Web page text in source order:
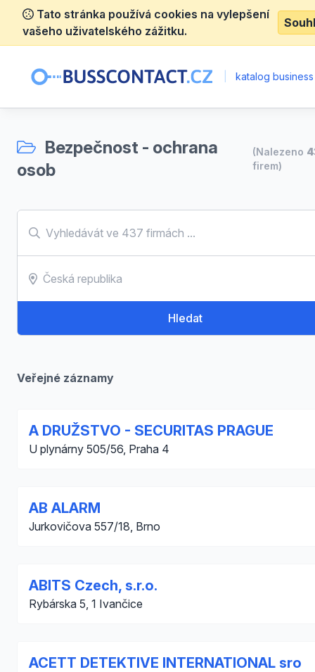
Tato stránka používá cookies na vylepšení
vašeho uživatelského zážitku.
katalog
Bezpečnost - ochrana
osob
(Nalezeno
firem)
Hledat
Veřejné záznamy
A DRUŽSTVO - SECURITAS PRAGUE
U plynárny 505/56, Praha 4
AB ALARM
Jurkovičova 557/18, Brno
ABITS Czech, s.r.o.
Rybárska 5, 1 Ivančice
ACETT DETEKTIVE INTERNATIONAL sro